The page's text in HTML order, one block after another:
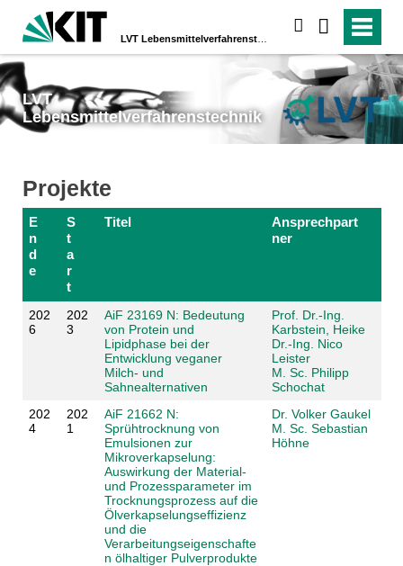
LVTLebensmittelverfahrenstechnik
LVT
Lebensmittelverfahrenstechnik
Projekte
E
n
d
e
S
t
a
r
t
Titel
Ansprechpart
ner
202
6
202
3
AiF 23169 N: Bedeutung
von Protein und
Lipidphase bei der
Entwicklung veganer
Milch- und
Sahnealternativen
Prof. Dr.-Ing.
Karbstein, Heike
Dr.-Ing. Nico
Leister
M. Sc. Philipp
Schochat
202
4
202
1
AiF 21662 N:
Sprühtrocknung von
Emulsionen zur
Mikroverkapselung:
Auswirkung der Material-
und Prozessparameter im
Trocknungsprozess auf die
Ölverkapselungseffizienz
und die
Verarbeitungseigenschafte
n ölhaltiger Pulverprodukte
Dr. Volker Gaukel
M. Sc. Sebastian
Höhne